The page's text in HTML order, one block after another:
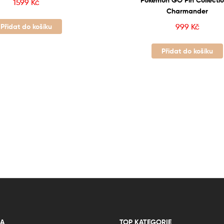
1599 Kč
Přidat do košíku
Charmander
999 Kč
Přidat do košíku
TOP KATEGORIE